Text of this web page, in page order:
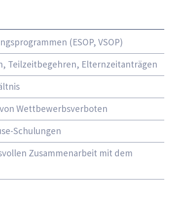
(ESOP, VSOP)
Teilzeitbegehren, Elternzeitanträgen
Wettbewerbsverboten
Schulungen
Zusammenarbeit mit dem